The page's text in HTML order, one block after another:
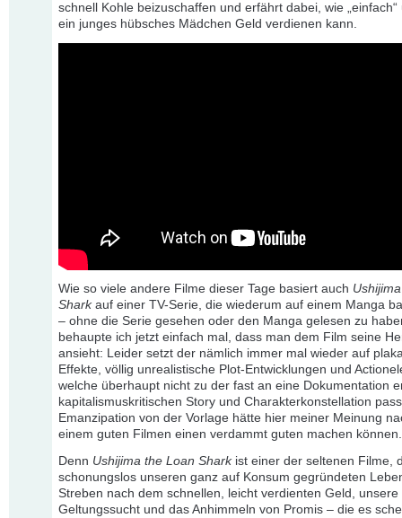
schnell Kohle beizuschaffen und erfährt dabei, wie „einfach“
ein junges hübsches Mädchen Geld verdienen kann.
Wie so viele andere Filme dieser Tage basiert auch
Sharkauf einer TV-Serie, die wiederum auf einem Manga
– ohne die Serie gesehen oder den Manga gelesen zu
behaupte ich jetzt einfach mal, dass man dem Film seine
ansieht: Leider setzt der nämlich immer mal wieder auf
Effekte, völlig unrealistische Plot-Entwicklungen und
welche überhaupt nicht zu der fast an eine Dokumentation
kapitalismuskritischen Story und Charakterkonstellation
Emanzipation von der Vorlage hätte hier meiner Meinung
einem guten Filmen einen verdammt guten machen können.
Denn Ushijima the Loan Sharkist einer der seltenen Filme,
schonungslos unseren ganz auf Konsum gegründeten
Streben nach dem schnellen, leicht verdienten Geld, unsere
Geltungssucht und das Anhimmeln von Promis – die es